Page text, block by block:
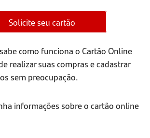
Solicite seu cartão
como funciona o Cartão Online
realizar suas compras e cadastrar
sem preocupação.
informações sobre o cartão online